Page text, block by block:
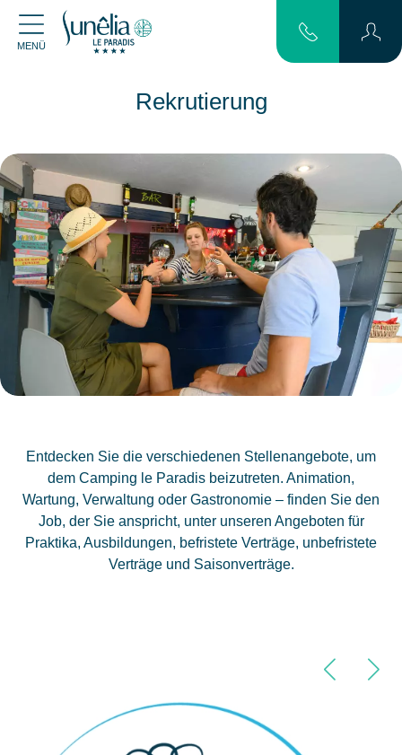
MENÜ
Rekrutierung
Entdecken Sie die verschiedenen Stellenangebote, um
dem Camping le Paradis beizutreten. Animation,
Wartung, Verwaltung oder Gastronomie – finden Sie den
Job, der Sie anspricht, unter unseren Angeboten für
Praktika, Ausbildungen, befristete Verträge, unbefristete
Verträge und Saisonverträge.